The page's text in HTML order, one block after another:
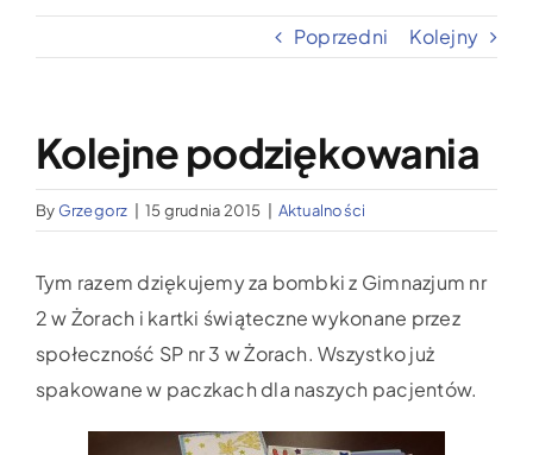
Wypożyczalnia sprzętu medycznego
Aktualności
Jak możesz nam pomóc?
Kontakt
Poprzedni Kolejny
Kolejne podziękowania
By Grzegorz 15 grudnia 2015 Aktualności
Tym razem dziękujemy za bombki z Gimnazjum nr
2 w Żorach i kartki świąteczne wykonane przez
społeczność SP nr 3 w Żorach. Wszystko już
spakowane w paczkach dla naszych pacjentów.